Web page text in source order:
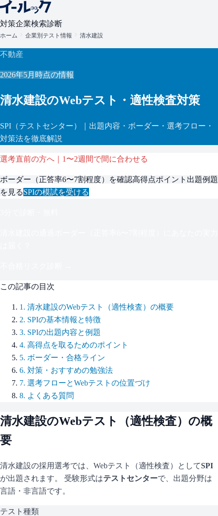
対策企業検索診断
ホーム 企業別テスト情報 清水建設
不動産
2026年5月 時点の情報
清水建設のWebテスト・適性検査対策
SPI （テストセンター）
｜出題内容・ボーダー・選考フロー・
対策法を徹底解説
選考直前の方へ｜1〜2週間で間に合わせる
ボーダー（正答率6〜7割程度）を確認高得点ポイント 出題例題
を見るSPIの模試を受ける
この記事の目次
1 . 清水建設のWebテスト（適性検査）の概要
2. SPIの基本情報と特徴
3. SPIの出題内容と例題
4. 高得点を取るためのポイント
5. ボーダー・合格ライン
6. 対策・おすすめの勉強法
7. 選考フローとWebテストの位置づけ
8. よくある質問
清水建設のWebテスト（適性検査）の概
要
清水建設の採用選考では、Webテスト（適性検査）としてSPI
が出題されます。 受験形式はテストセンターで、 出題分野は
言語・非言語です。
テスト種類